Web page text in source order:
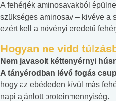
A fehérjék aminosavakból
szükséges aminosav – kivéve a
ezért kell a növényi eredetű
Hogyan ne vidd
Nem javasolt kéttenyérnyi
A tányérodban lévő fogás
hogy az ebédeden kívül más
napi ajánlott proteinmennyiség.